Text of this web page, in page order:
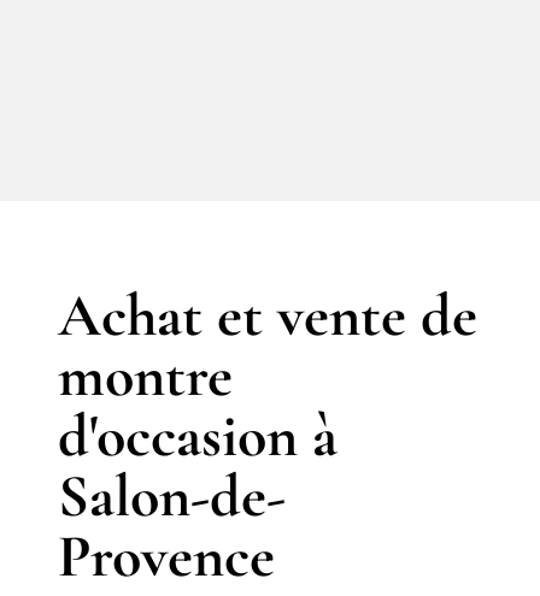
Achat et vente de
montre
d'occasion à
Salon-de-
Provence